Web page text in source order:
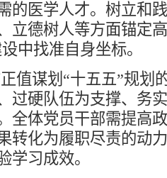
的医学人才。树立和
立德树人等方面锚定
中找准自身坐标。
值谋划“十五五”规划
过硬队伍为支撑、务
全体党员干部需提高
转化为履职尽责的动
学习成效。